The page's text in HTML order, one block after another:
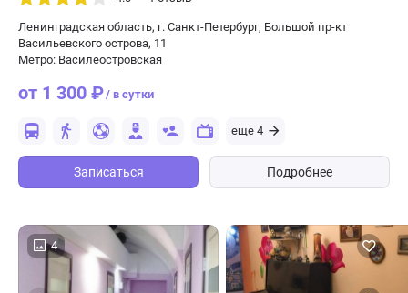
Ленинградская область, г. Санкт-Петербург, Большой пр-кт
Васильевского острова, 11
Метро: Василеостровская
от 1 300 ₽/ в сутки
еще 4
Записаться Подробнее
4